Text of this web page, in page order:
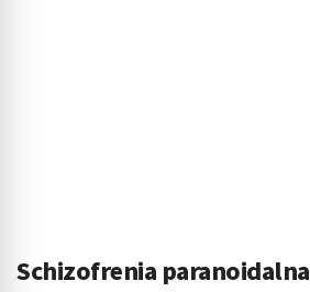
Schizofrenia paranoidalna